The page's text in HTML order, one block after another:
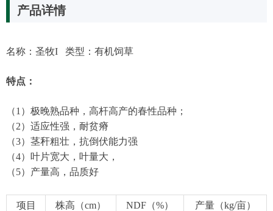
产品详情
名称：圣牧I 类型：有机饲草
特点：
（1）极晚熟品种，高杆高产的春性品种；
（2）适应性强，耐贫瘠
（3）茎秆粗壮，抗倒伏能力强
（4）叶片宽大，叶量大，
（5）产量高，品质好
项目 株高（cm） NDF（%） 产量（kg/亩）